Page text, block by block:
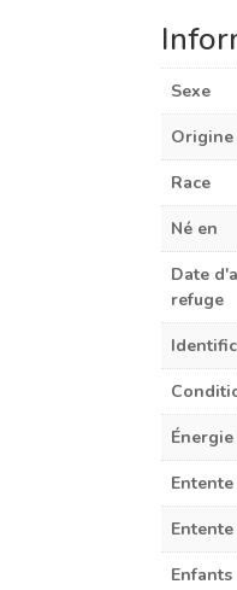
Sexe
Origine
Race
Né en
Date
refuge
Énergie
Enfants